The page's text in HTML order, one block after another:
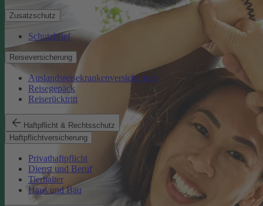
Zusatzschutz
Schutzbrief
Reiseversicherung
Auslandsreisekrankenversicherung
Reisegepäck
Reiserücktritt
Haftpflicht & Rechtsschutz
Haftpflichtversicherung
Privathaftpflicht
Dienst und Beruf
Tierhalter
Haus und Bau